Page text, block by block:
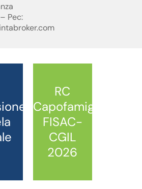
Pec:
RC
Capofamiglia
FISAC-
CGIL
2026